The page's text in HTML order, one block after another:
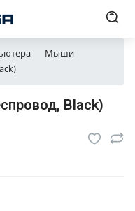
Мыши
Black)